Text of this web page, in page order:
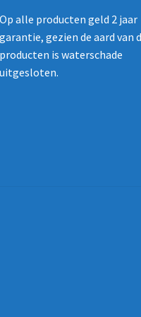
Op alle producten geld 2 jaar
garantie, gezien de aard van
producten is waterschade
uitgesloten.